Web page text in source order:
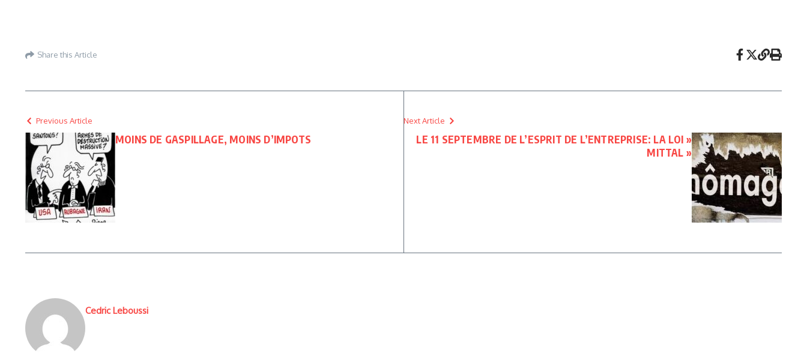
Share this Article
Previous Article
MOINS DE GASPILLAGE, MOINS D’IMPOTS
Next Article
LE 11 SEPTEMBRE DE L’ESPRIT DE L’ENTREPRISE: LA LOI »
MITTAL »
Cedric Leboussi